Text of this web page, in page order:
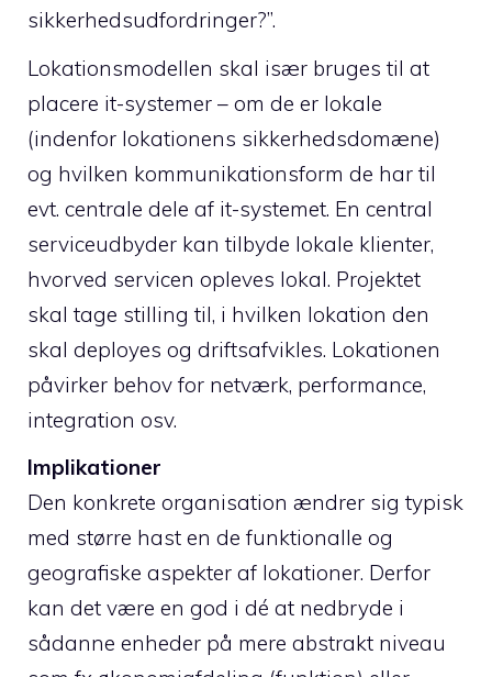
sikkerhedsudfordringer?”.
Lokationsmodellen skal især bruges til at
placere it-systemer – om de er lokale
(indenfor lokationens sikkerhedsdomæne)
og hvilken kommunikationsform de har til
evt. centrale dele af it-systemet. En central
serviceudbyder kan tilbyde lokale klienter,
hvorved servicen opleves lokal. Projektet
skal tage stilling til, i hvilken lokation den
skal deployes og driftsafvikles. Lokationen
påvirker behov for netværk, performance,
integration osv.
Implikationer
Den konkrete organisation ændrer sig typisk
med større hast en de funktionalle og
geografiske aspekter af lokationer. Derfor
kan det være en god i dé at nedbryde i
sådanne enheder på mere abstrakt niveau